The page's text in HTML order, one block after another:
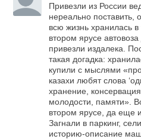
Привезли из России
нереально поставить,
всю жизнь хранилась
втором ярусе
привезли издалека.
такая догадка:
купили с мыслями
казахи любят слова
хранение,
молодости, памяти».
втором ярусе, да еще
Загнали в паркинг,
историю-описание